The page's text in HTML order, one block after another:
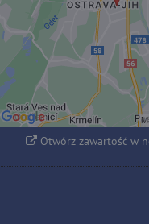
zewnętrzną?
Zezwól raz
Zezwalaj zawsze -
typem pliku cookie:
Otwórz zawartość w